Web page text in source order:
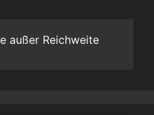
außer Reichweite